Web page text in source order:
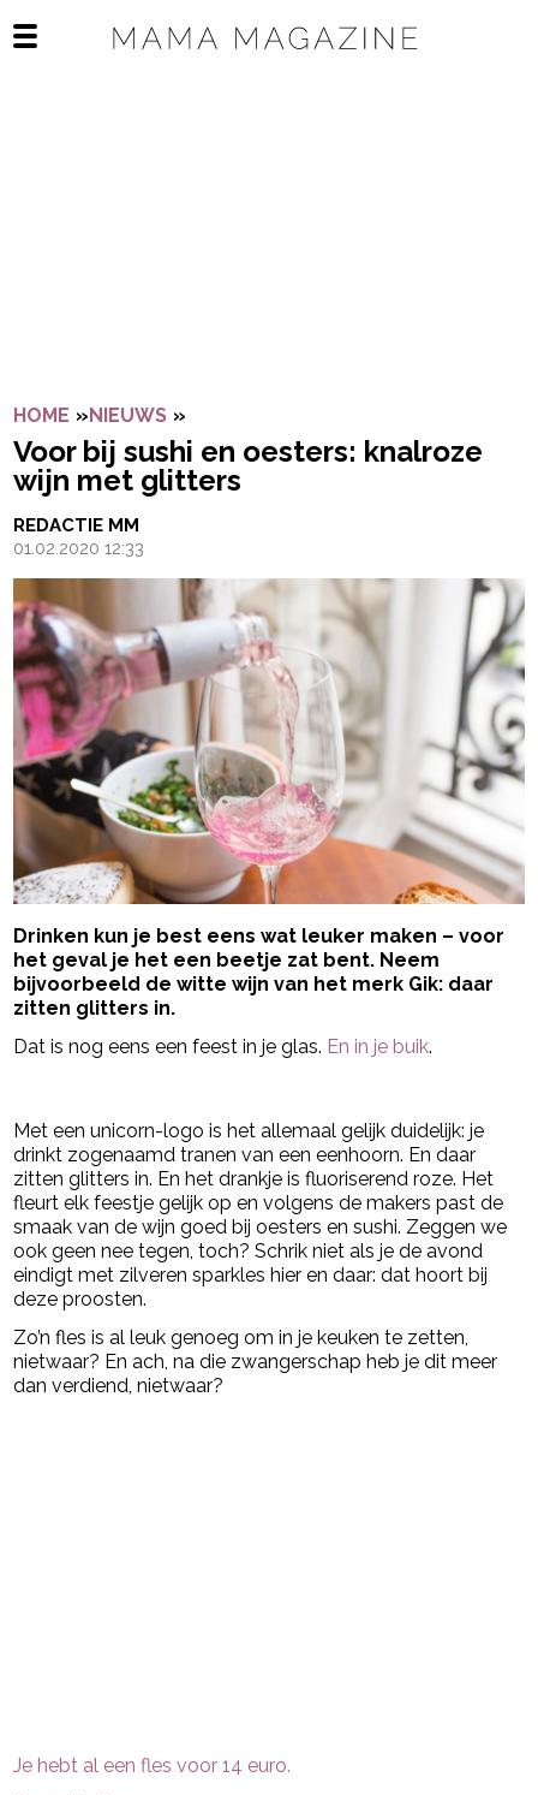
Open het mobiele menu
HOME »NIEUWS »
Voor bij sushi en oesters: knalroze
wijn met glitters
REDACTIE MM
01.02.2020 12:33
Drinken kun je best eens wat leuker maken – voor
het geval je het een beetje zat bent. Neem
bijvoorbeeld de witte wijn van het merk Gik: daar
zitten glitters in.
Dat is nog eens een feest in je glas. En in je buik.
Met een unicorn-logo is het allemaal gelijk duidelijk: je
drinkt zogenaamd tranen van een eenhoorn. En daar
zitten glitters in. En het drankje is fluoriserend roze. Het
fleurt elk feestje gelijk op en volgens de makers past de
smaak van de wijn goed bij oesters en sushi. Zeggen we
ook geen nee tegen, toch? Schrik niet als je de avond
eindigt met zilveren sparkles hier en daar: dat hoort bij
deze proosten.
Zo’n fles is al leuk genoeg om in je keuken te zetten,
nietwaar? En ach, na die zwangerschap heb je dit meer
dan verdiend, nietwaar?
Je hebt al een fles voor 14 euro.